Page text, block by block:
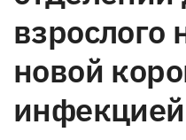
взрослого
новой